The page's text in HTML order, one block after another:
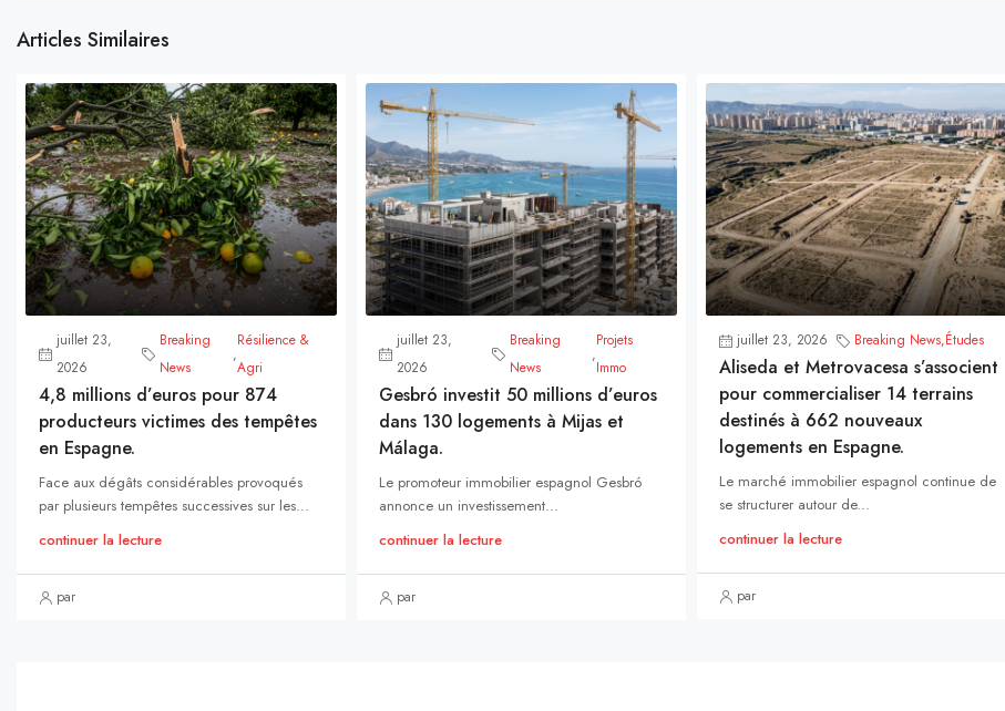
Articles Similaires
juillet 23,
2026
Breaking
News
,
Résilience &
Agri
4,8 millions d’euros pour 874
producteurs victimes des tempêtes
en Espagne.
Face aux dégâts considérables provoqués
par plusieurs tempêtes successives sur les...
continuer la lecture
par
juillet 23,
2026
Breaking
News
,
Projets
Immo
Gesbró investit 50 millions d’euros
dans 130 logements à Mijas et
Málaga.
Le promoteur immobilier espagnol Gesbró
annonce un investissement...
continuer la lecture
par
juillet 23, 2026 Breaking News,Études
Aliseda et Metrovacesa s’associent
pour commercialiser 14 terrains
destinés à 662 nouveaux
logements en Espagne.
Le marché immobilier espagnol continue de
se structurer autour de...
continuer la lecture
par